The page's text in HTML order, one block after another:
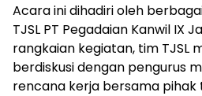
Acara ini dihadiri oleh
TJSL PT Pegadaian Kanwil IX
rangkaian kegiatan, tim TJSL
berdiskusi dengan pengurus
rencana kerja bersama pihak